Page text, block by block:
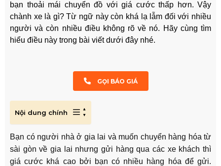
bạn thoải mái chuyển đồ với giá cước thấp hơn. Vậy
chành xe là gì? Từ ngữ này còn khá lạ lẫm đối với nhiều
người và còn nhiều điều không rõ về nó. Hãy cùng tìm
hiểu điều này trong bài viết dưới đây nhé.
GỌI BÁO GIÁ
Nội dung chính
Bạn có người nhà ở gia lai và muốn chuyển hàng hóa từ
sài gòn về gia lai nhưng gửi hàng qua các xe khách thì
giá cước khá cao bởi bạn có nhiều hàng hóa để gửi.